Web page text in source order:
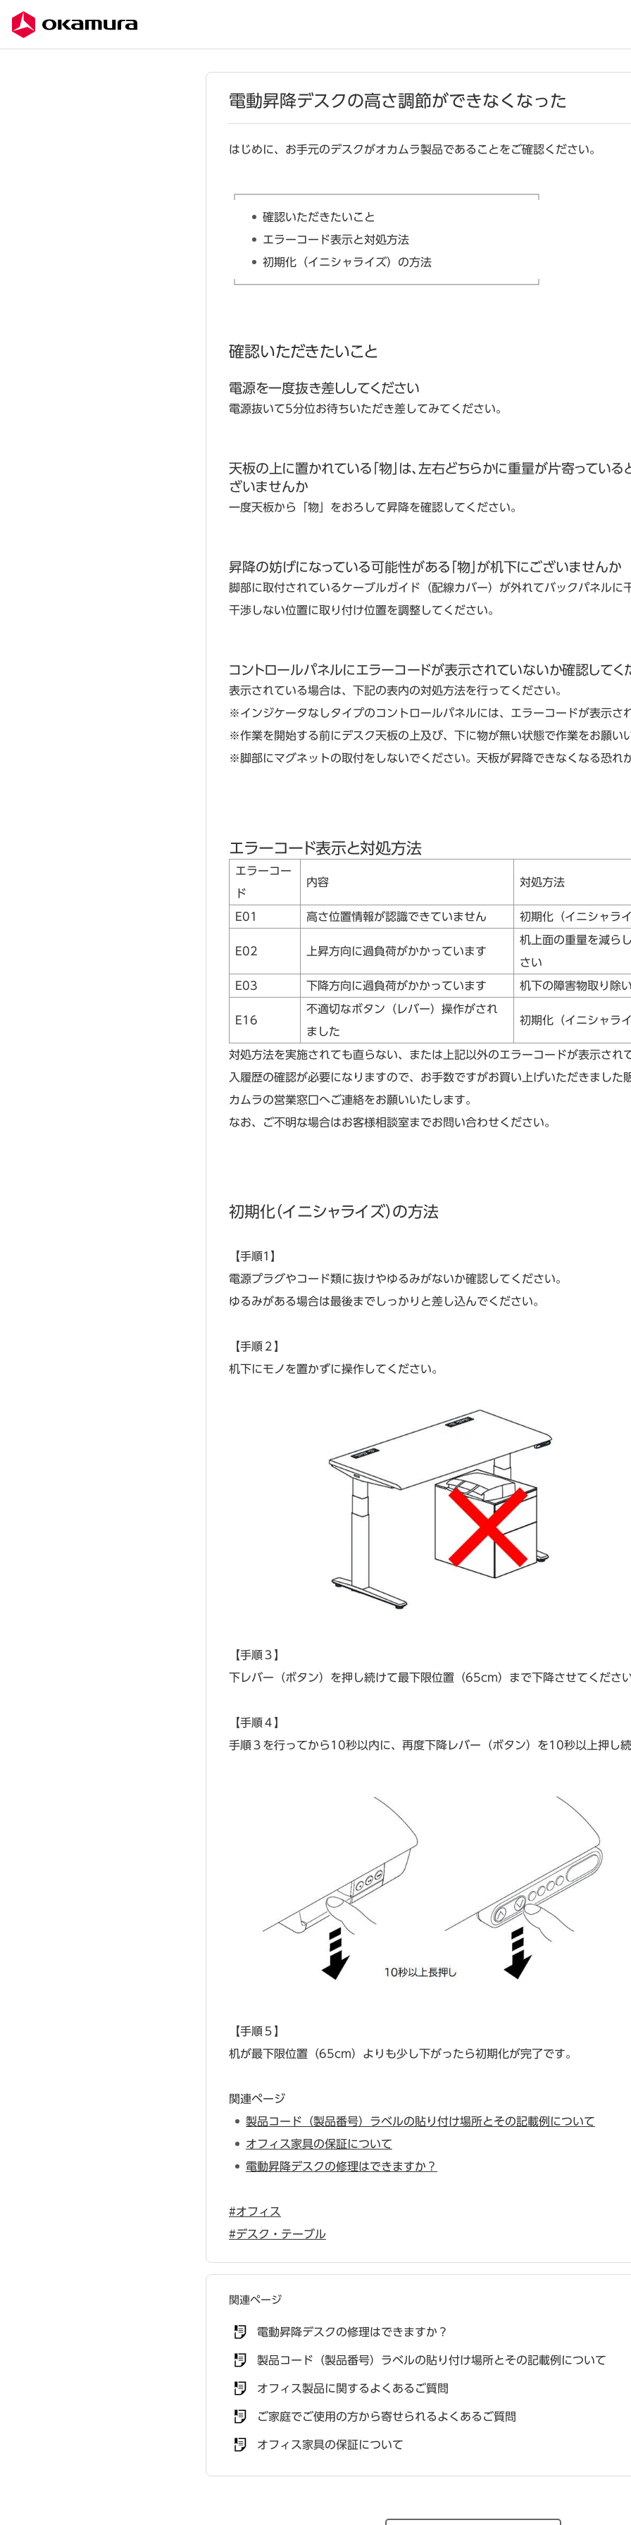
電動昇降デスクの高さ調節ができなくなった
はじめに、お手元のデスクがオカムラ製品であることをご確認ください。
┌──────────────────────────┐
確認いただきたいこと
エラーコード表示と対処方法
初期化（イニシャライズ）の方法
└──────────────────────────┘
確認いただきたいこと
電源を一度抜き差ししてください
電源抜いて5分位お待ちいただき差してみてください。
天板の上に置かれている「物」は、左右どちらかに重量が片寄っている
ざいませんか
一度天板から「物」をおろして昇降を確認してください。
昇降の妨げになっている可能性がある「物」が机下にございませんか
脚部に取付されているケーブルガイド（配線カバー）が外れてバックパネルに
干渉しない位置に取り付け位置を調整してください。
コントロールパネルにエラーコードが表示されていないか確認してく
表示されている場合は、下記の表内の対処方法を行ってください。
※インジケータなしタイプのコントロールパネルには、エラーコードが表示さ
※作業を開始する前にデスク天板の上及び、下に物が無い状態で作業をお願い
※脚部にマグネットの取付をしないでください。天板が昇降できなくなる恐れ
エラーコード表示と対処方法
エラーコー
ド
内容 対処方法
E01 高さ位置情報が認識できていません 初期化（イニシャラ
E02 上昇方向に過負荷がかかっています
机上面の重量を減ら
さい
E03 下降方向に過負荷がかかっています 机下の障害物取り除
E16
不適切なボタン（レバー）操作がされ
ました
初期化（イニシャラ
対処方法を実施されても直らない、または上記以外のエラーコードが表示され
入履歴の確認が必要になりますので、お手数ですがお買い上げいただきました
カムラの営業窓口へご連絡をお願いいたします。
なお、ご不明な場合はお客様相談室までお問い合わせください。
初期化（イニシャライズ）の方法
【手順1】
電源プラグやコード類に抜けやゆるみがないか確認してください。
ゆるみがある場合は最後までしっかりと差し込んでください。
【手順２】
机下にモノを置かずに操作してください。
【手順３】
下レバー（ボタン）を押し続けて最下限位置（65cm）まで下降させてください
【手順４】
手順３を行ってから10秒以内に、再度下降レバー（ボタン）を10秒以上押し
【手順５】
机が最下限位置（65cm）よりも少し下がったら初期化が完了です。
関連ページ
製品コード（製品番号）ラベルの貼り付け場所とその記載例について
オフィス家具の保証について
電動昇降デスクの修理はできますか？
#オフィス
#デスク・テーブル
関連ページ
電動昇降デスクの修理はできますか？
製品コード（製品番号）ラベルの貼り付け場所とその記載例について
オフィス製品に関するよくあるご質問
ご家庭でご使用の方から寄せられるよくあるご質問
オフィス家具の保証について